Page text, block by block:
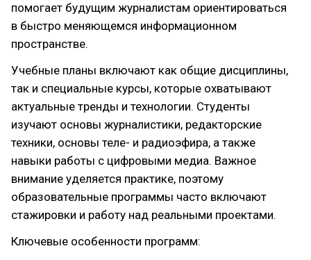
помогает будущим журналистам ориентироваться
в быстро меняющемся информационном
пространстве.
Учебные планы включают как общие дисциплины,
так и специальные курсы, которые охватывают
актуальные тренды и технологии. Студенты
изучают основы журналистики, редакторские
техники, основы теле- и радиоэфира, а также
навыки работы с цифровыми медиа. Важное
внимание уделяется практике, поэтому
образовательные программы часто включают
стажировки и работу над реальными проектами.
Ключевые особенности программ: